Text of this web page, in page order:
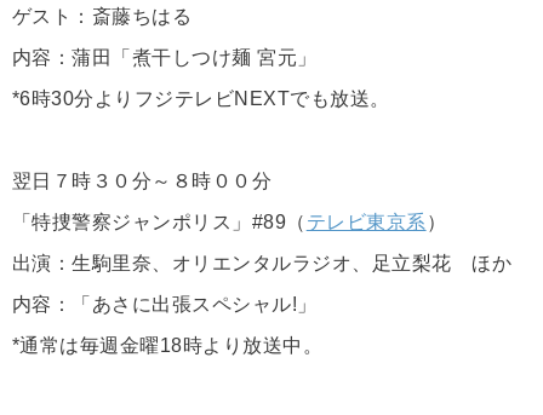
ゲスト：斎藤ちはる
内容：蒲田「煮干しつけ麺 宮元」
*6時30分よりフジテレビNEXTでも放送。
翌日７時３０分～８時００分
「特捜警察ジャンポリス」#89（ テレビ東京系）
出演：生駒里奈、オリエンタルラジオ、足立梨花 ほか
内容：「あさに出張スペシャル!」
*通常は毎週金曜18時より放送中。